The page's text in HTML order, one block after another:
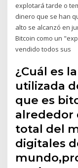
explotará tarde o
dinero que se han
alto se alcanzó en
Bitcoin como un
vendido todos sus
¿Cuál es
utilizada
que es
alrededor
total del
digitales